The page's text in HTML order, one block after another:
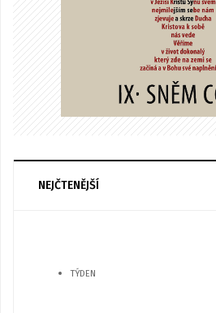
NEJČTENĚJŠÍ
TÝDEN